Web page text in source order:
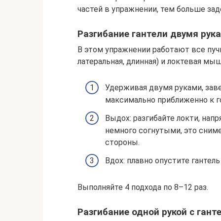
частей в упражнении, тем больше
Разгибание гантели двумя
В этом упражнении работают все
латеральная, длинная) и локтевая
Удерживая двумя руками,
максимально приближенно к
Выдох: разгибайте локти,
немного согнутыми, это
стороны.
Вдох: плавно опустите
Выполняйте 4 подхода по 8–12 раз.
Разгибание одной рукой с